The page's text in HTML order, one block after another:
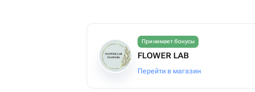
Принимает бонусы
FLOWER LAB
Перейти в магазин